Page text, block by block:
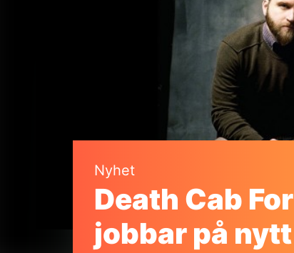
Nyhet
Death Cab
jobbar på